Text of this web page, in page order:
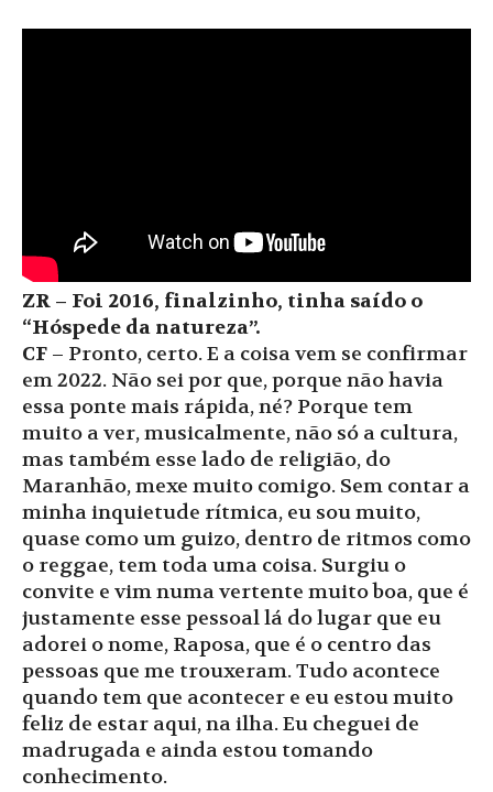
ZR – Foi 2016, finalzinho, tinha saído o
“Hóspede da natureza”.
CF – Pronto, certo. E a coisa vem se confirmar
em 2022. Não sei por que, porque não havia
essa ponte mais rápida, né? Porque tem
muito a ver, musicalmente, não só a cultura,
mas também esse lado de religião, do
Maranhão, mexe muito comigo. Sem contar a
minha inquietude rítmica, eu sou muito,
quase como um guizo, dentro de ritmos como
o reggae, tem toda uma coisa. Surgiu o
convite e vim numa vertente muito boa, que é
justamente esse pessoal lá do lugar que eu
adorei o nome, Raposa, que é o centro das
pessoas que me trouxeram. Tudo acontece
quando tem que acontecer e eu estou muito
feliz de estar aqui, na ilha. Eu cheguei de
madrugada e ainda estou tomando
conhecimento.